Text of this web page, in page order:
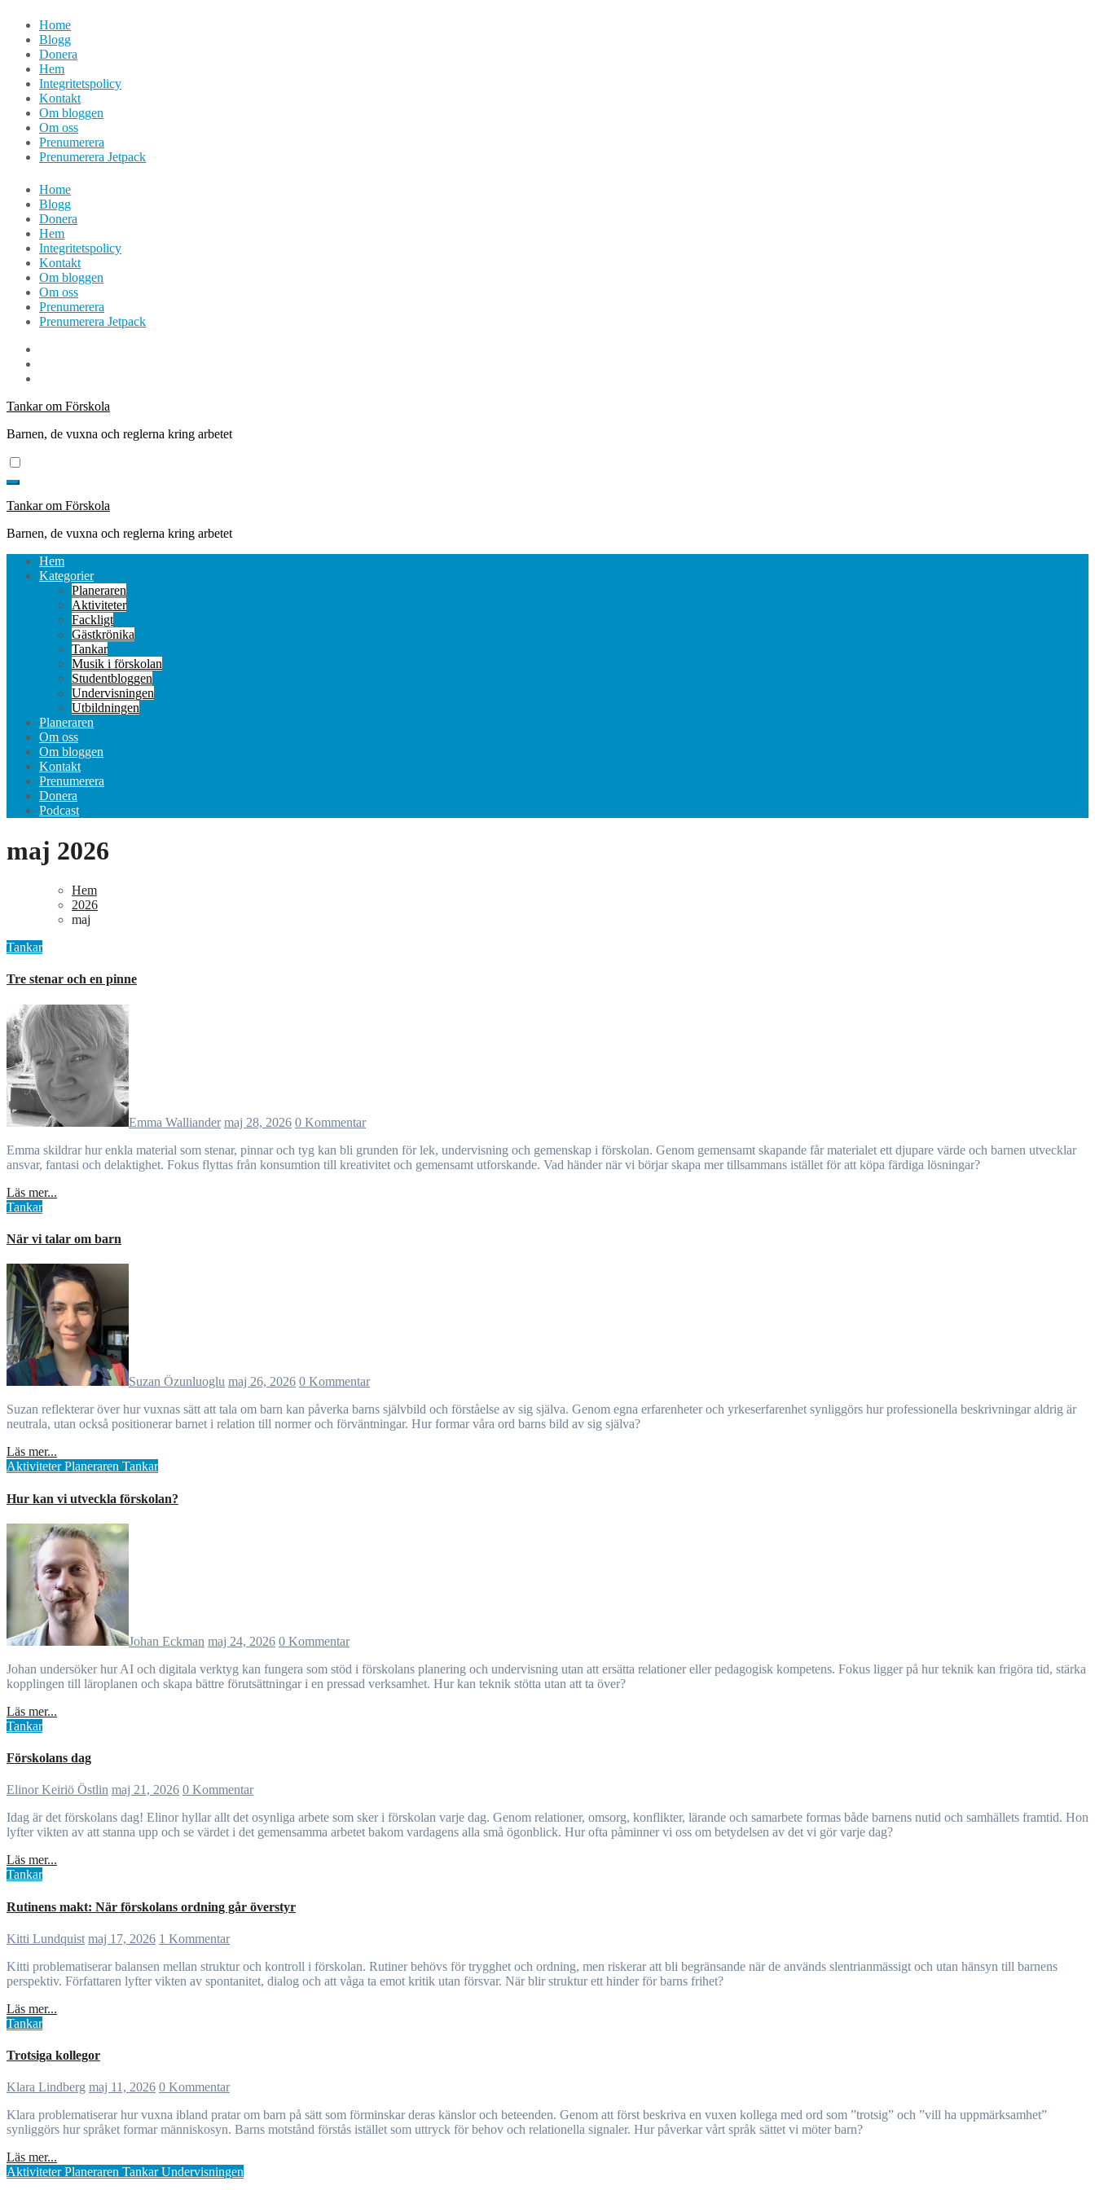
Hoppa
innehåll
Home
Blogg
Donera
Hem
Integritetspolicy
Kontakt
Om bloggen
Om oss
Prenumerera
Prenumerera Jetpack
Home
Blogg
Donera
Hem
Integritetspolicy
Kontakt
Om bloggen
Om oss
Prenumerera
Prenumerera Jetpack
Tankar om Förskola
Barnen, de vuxna och reglerna kring arbetet
Tankar om Förskola
Barnen, de vuxna och reglerna kring arbetet
Hem
Kategorier
Planeraren
Aktiviteter
Fackligt
Gästkrönika
Tankar
Musik i förskolan
Studentbloggen
Undervisningen
Utbildningen
Planeraren
Om oss
Om bloggen
Kontakt
Prenumerera
Donera
Podcast
maj 2026
Hem
2026
maj
Tankar
Tre stenar och en pinne
Emma Walliander maj 28, 2026 0 Kommentar
Emma skildrar hur enkla material som stenar, pinnar och tyg kan bli grunden för lek, undervisning och gemenskap i förskolan. Genom gemensamt skapande får materialet ett djupare värde och barnen utvecklar
ansvar, fantasi och delaktighet. Fokus flyttas från konsumtion till kreativitet och gemensamt utforskande. Vad händer när vi börjar skapa mer tillsammans istället för att köpa färdiga lösningar?
Läs mer...
Tankar
När vi talar om barn
Suzan Özunluoglu maj 26, 2026 0 Kommentar
Suzan reflekterar över hur vuxnas sätt att tala om barn kan påverka barns självbild och förståelse av sig själva. Genom egna erfarenheter och yrkeserfarenhet synliggörs hur professionella beskrivningar aldrig är
neutrala, utan också positionerar barnet i relation till normer och förväntningar. Hur formar våra ord barns bild av sig själva?
Läs mer...
AktiviteterPlaneraren Tankar
Hur kan vi utveckla förskolan?
Johan Eckman maj 24, 2026 0 Kommentar
Johan undersöker hur AI och digitala verktyg kan fungera som stöd i förskolans planering och undervisning utan att ersätta relationer eller pedagogisk kompetens. Fokus ligger på hur teknik kan frigöra tid, stärka
kopplingen till läroplanen och skapa bättre förutsättningar i en pressad verksamhet. Hur kan teknik stötta utan att ta över?
Läs mer...
Tankar
Förskolans dag
Elinor Keiriö Östlin maj 21, 2026 0 Kommentar
Idag är det förskolans dag! Elinor hyllar allt det osynliga arbete som sker i förskolan varje dag. Genom relationer, omsorg, konflikter, lärande och samarbete formas både barnens nutid och samhällets framtid. Hon
lyfter vikten av att stanna upp och se värdet i det gemensamma arbetet bakom vardagens alla små ögonblick. Hur ofta påminner vi oss om betydelsen av det vi gör varje dag?
Läs mer...
Tankar
Rutinens makt: När förskolans ordning går överstyr
Kitti Lundquist maj 17, 2026 1 Kommentar
Kitti problematiserar balansen mellan struktur och kontroll i förskolan. Rutiner behövs för trygghet och ordning, men riskerar att bli begränsande när de används slentrianmässigt och utan hänsyn till barnens
perspektiv. Författaren lyfter vikten av spontanitet, dialog och att våga ta emot kritik utan försvar. När blir struktur ett hinder för barns frihet?
Läs mer...
Tankar
Trotsiga kollegor
Klara Lindberg maj 11, 2026 0 Kommentar
Klara problematiserar hur vuxna ibland pratar om barn på sätt som förminskar deras känslor och beteenden. Genom att först beskriva en vuxen kollega med ord som ”trotsig” och ”vill ha uppmärksamhet”
synliggörs hur språket formar människosyn. Barns motstånd förstås istället som uttryck för behov och relationella signaler. Hur påverkar vårt språk sättet vi möter barn?
Läs mer...
AktiviteterPlaneraren TankarUndervisningen